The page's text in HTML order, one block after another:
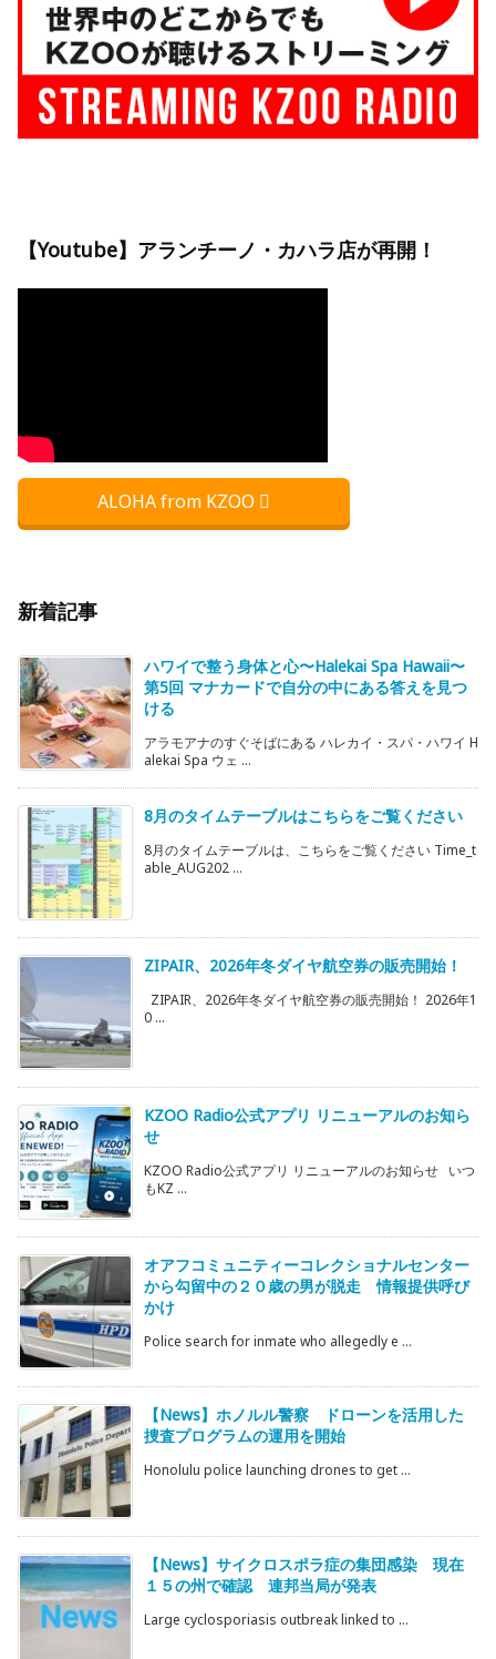
【Youtube】アランチーノ・カハラ店が再開！
ALOHA from KZOO
新着記事
ハワイで整う身体と心〜Halekai Spa Hawaii〜
第5回 マナカードで自分の中にある答えを見つ
ける
アラモアナのすぐそばにある ハレカイ・スパ・ハワイ H
alekai Spa ウェ ...
8月のタイムテーブルはこちらをご覧ください
8月のタイムテーブルは、こちらをご覧ください Time_t
able_AUG202 ...
ZIPAIR、2026年冬ダイヤ航空券の販売開始！
ZIPAIR、2026年冬ダイヤ航空券の販売開始！ 2026年1
0 ...
KZOO Radio公式アプリ リニューアルのお知ら
せ
KZOO Radio公式アプリ リニューアルのお知らせ いつ
もKZ ...
オアフコミュニティーコレクショナルセンター
から勾留中の２０歳の男が脱走 情報提供呼び
かけ
Police search for inmate who allegedly e ...
【News】ホノルル警察 ドローンを活用した
捜査プログラムの運用を開始
Honolulu police launching drones to get ...
【News】サイクロスポラ症の集団感染 現在
１５の州で確認 連邦当局が発表
Large cyclosporiasis outbreak linked to ...